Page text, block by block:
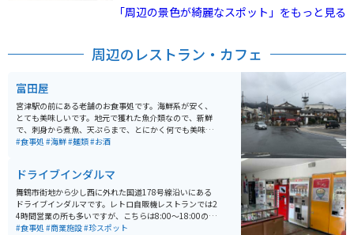
ツーリングで立ち寄るのに便利です。
「周辺の景色が綺麗なスポット」をもっと見る
周辺のレストラン・カフェ
富田屋
宮津駅の前にある老舗のお食事処です。海鮮系が安く、
とても美味しいです。地元で獲れた魚介類なので、新鮮
で、刺身から煮魚、天ぷらまで、とにかく何でも美味し
いです。その他にも、昔ながらの中華そばや昭和を感じ
#食事処 #海鮮#麺類#お酒
ドライブインダルマ
舞鶴市街地から少し西に外れた国道178号線沿いにある
ドライブインダルマです。レトロ自販機レストランでは2
4時間営業の所も多いですが、こちらは8:00～18:00の営
業時間です。 全体的にレトロな雰囲気で、古き良き昭和
#食事処 #商業施設#珍スポット